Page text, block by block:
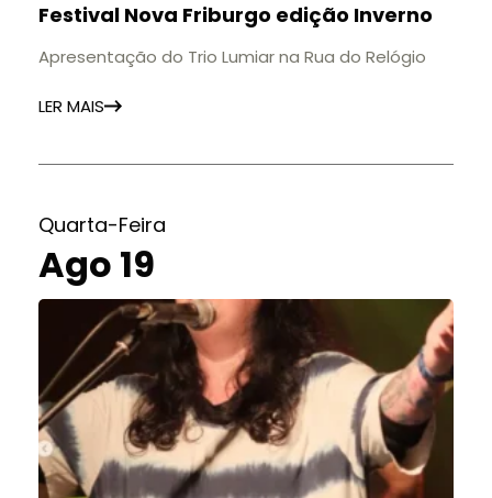
Festival Nova Friburgo edição Inverno
Apresentação do Trio Lumiar na Rua do Relógio
LER MAIS
Quarta-Feira
Ago 19